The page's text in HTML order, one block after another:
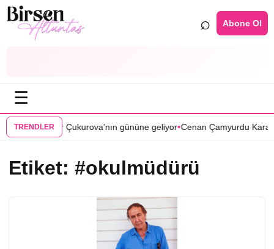
⌕ Abone Ol
☰
TRENDLER
Bir Zamanlar Çukurova’nın gününe geliyor•Cenan Çamyurdu
Etiket: #okulmüdürü